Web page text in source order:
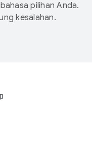
pilihan Anda.
kesalahan.